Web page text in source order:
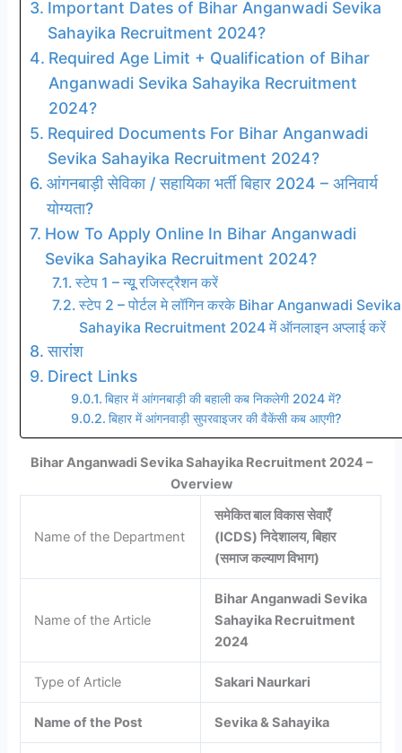
Important Dates of Bihar Anganwadi Sevika
Sahayika Recruitment 2024?
Required Age Limit + Qualification of Bihar
Anganwadi Sevika Sahayika Recruitment
2024?
Required Documents For Bihar Anganwadi
Sevika Sahayika Recruitment 2024?
आंगनबाड़ी सेविका / सहायिका भर्ती बिहार 2024 – अनिवार्य
योग्यता?
How To Apply Online In Bihar Anganwadi
Sevika Sahayika Recruitment 2024?
स्टेप 1 – न्यूू रजिस्ट्रैशन करें
स्टेप 2 – पोर्टल मे लॉगिन करके Bihar Anganwadi Sevika
Sahayika Recruitment 2024 में ऑनलाइन अप्लाई करें
सारांंश
Direct Links
बिहार में आंगनबाड़ी की बहाली कब निकलेगी 2024 में?
बिहार में आंगनवाड़ी सुपरवाइजर की वैकेंसी कब आएगी?
Bihar Anganwadi Sevika Sahayika Recruitment 2024 –
Overview
Name of the Department
समेकित बाल विकास सेवाएँ
(ICDS) निदेशालय, बिहार
(समाज कल्याण विभाग)
Name of the Article
Bihar Anganwadi Sevika
Sahayika Recruitment
2024
Type of Article Sakari Naurkari
Name of the Post Sevika & Sahayika